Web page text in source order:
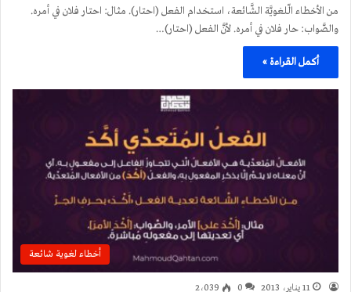
من الأخطاء الّلغويَّة الشَّائعة، استخدام الفعل (احتار). مثال: احتار فلان في أمره.
والصَّواب: حار فلان في أمره. لأنَّ الفعل (احتار)…
أكمل القراءة »
أخطاء لغوية شائعة
11 يناير، 2013 0 2٬039